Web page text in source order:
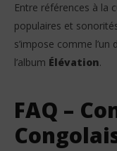
Entre références à la
populaires et
s’impose comme
l’album Élévation.
FAQ –